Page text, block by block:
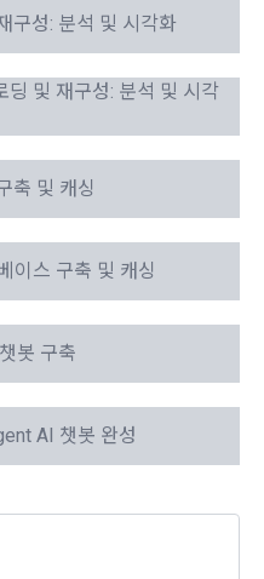
공 동의 등)
자가 구매 신청을 함에 있어
하여야 한다.
자우편주소(또는 이동전화번
및 이에 관한 확인 또는 “사이
및 이용 기간을 구매자에게
용합니다.
서비스 이용에 대한 통계, 서
스 제공 및 광고 게재 등에
이용자가 안심하고 이용할 수
개인정보를 이용합니다.
국외이전
없이 개인정보를 외부에 제공
개인정보를 외부에 제공하지
, 그리고 관련 법령에 의거해
이를 해소하기 위한 경우에
구성: 분석 및 시각화
딩 및 재구성: 분석 및 시각
축 및 캐싱
이스 구축 및 캐싱
봇 구축
AI 챗봇 완성